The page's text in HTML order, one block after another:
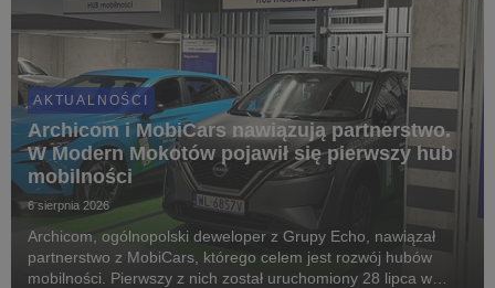
AKTUALNOŚCI
Archicom i MobiCars nawiązują partnerstwo.
W Modern Mokotów pojawił się pierwszy hub
mobilności
6 sierpnia 2026
Archicom, ogólnopolski deweloper z Grupy Echo, nawiązał
partnerstwo z MobiCars, którego celem jest rozwój hubów
mobilności. Pierwszy z nich został uruchomiony 28 lipca w